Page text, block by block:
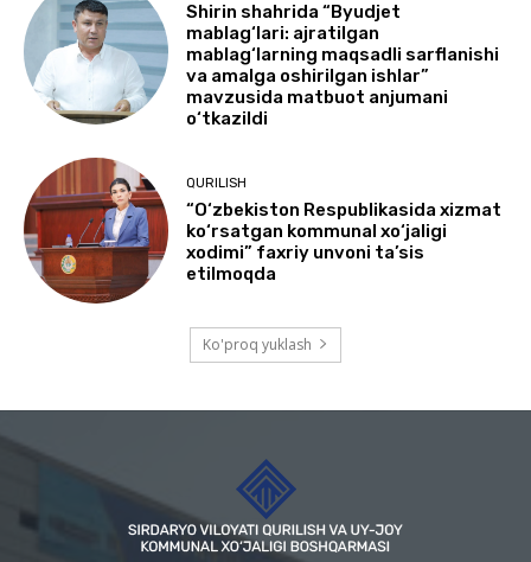
Shirin shahrida “Byudjet
mablag‘lari: ajratilgan
mablag‘larning maqsadli sarflanishi
va amalga oshirilgan ishlar”
mavzusida matbuot anjumani
o‘tkazildi
QURILISH
“O‘zbekiston Respublikasida xizmat
ko‘rsatgan kommunal xo‘jaligi
xodimi” faxriy unvoni ta’sis
etilmoqda
Ko'proq yuklash